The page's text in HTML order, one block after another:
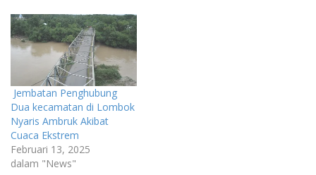
Jembatan Penghubung
Dua kecamatan di Lombok
Nyaris Ambruk Akibat
Cuaca Ekstrem
Februari 13, 2025
dalam "News"